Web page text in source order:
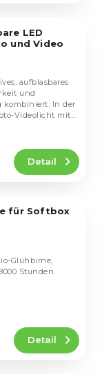
LED
und Video
Detail
aufblasbares
und
kombiniert. In der
Videolicht mit...
für Softbox
Detail
Glühbirne,
Stunden.